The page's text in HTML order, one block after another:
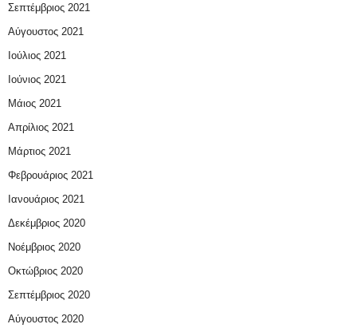
Σεπτέμβριος 2021
Αύγουστος 2021
Ιούλιος 2021
Ιούνιος 2021
Μάιος 2021
Απρίλιος 2021
Μάρτιος 2021
Φεβρουάριος 2021
Ιανουάριος 2021
Δεκέμβριος 2020
Νοέμβριος 2020
Οκτώβριος 2020
Σεπτέμβριος 2020
Αύγουστος 2020